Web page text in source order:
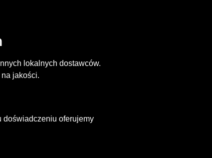
lokalnych dostawców.
jakości.
doświadczeniu oferujemy